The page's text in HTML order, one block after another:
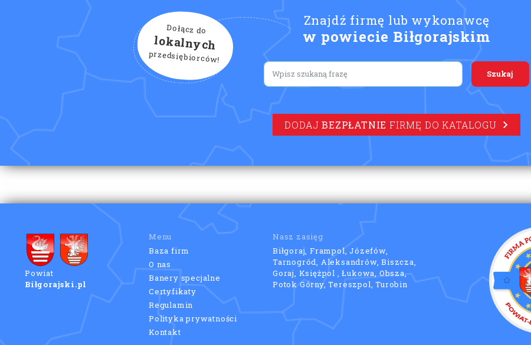
Znajdź firmę lub wykonawcę
w powiecie Biłgorajskim
Dołącz do
lokalnych
przedsiębiorców!
Lorem ipsum
DODAJBEZPŁATNIE FIRMĘ DO KATALOGU
Powiat
Biłgorajski.pl
Menu
Baza firm
O nas
Banery specjalne
Certyfikaty
Regulamin
Polityka prywatności
Kontakt
Nasz zasięg
Biłgoraj, Frampol, Józefów,
Tarnogród, Aleksandrów, Biszcza,
Goraj, Księżpol , Łukowa, Obsza,
Potok Górny, Tereszpol, Turobin